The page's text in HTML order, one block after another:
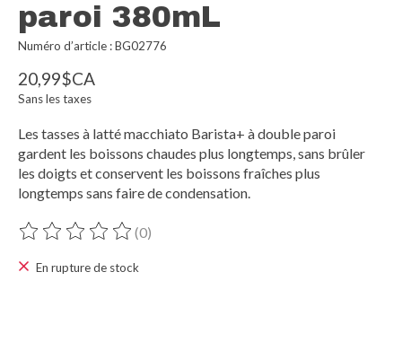
paroi 380mL
Numéro d’article : BG02776
20,99$CA
Sans les taxes
Les tasses à latté macchiato Barista+ à double paroi
gardent les boissons chaudes plus longtemps, sans brûler
les doigts et conservent les boissons fraîches plus
longtemps sans faire de condensation.
Ce produit est évalué à
(0)
En rupture de stock